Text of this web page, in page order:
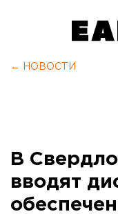
← НОВОСТИ
В
вводят